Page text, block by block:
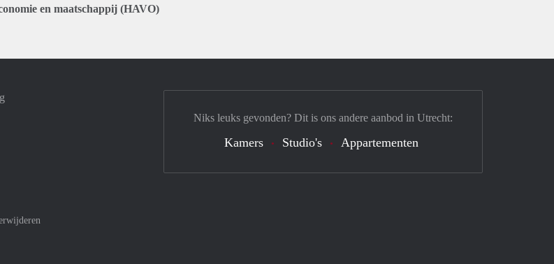
en maatschappij (HAVO)
Meastro
Niks leuks gevonden? Dit is ons andere aanbod in Utrecht:
Kamers Studio's Appartementen